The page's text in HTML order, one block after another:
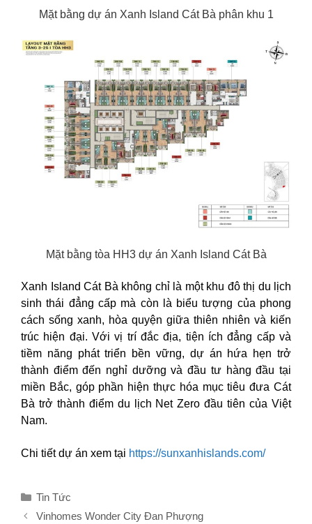
Mặt bằng dự án Xanh Island Cát Bà phân khu 1
Mặt bằng tòa HH3 dự án Xanh Island Cát Bà
Xanh Island Cát Bà không chỉ là một khu đô thị du lịch
sinh thái đẳng cấp mà còn là biểu tượng của phong
cách sống xanh, hòa quyện giữa thiên nhiên và kiến
trúc hiện đại. Với vị trí đắc địa, tiện ích đẳng cấp và
tiềm năng phát triển bền vững, dự án hứa hẹn trở
thành điểm đến nghỉ dưỡng và đầu tư hàng đầu tại
miền Bắc, góp phần hiện thực hóa mục tiêu đưa Cát
Bà trở thành điểm du lịch Net Zero đầu tiên của Việt
Nam.
Chi tiết dự án xem tại https://sunxanhislands.com/
Danh
mục
Tin Tức
Vinhomes Wonder City Đan Phượng